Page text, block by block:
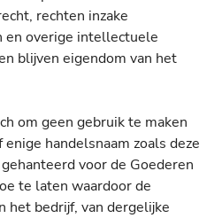
rechten inzake
en overige intellectuele
blijven eigendom van het
om geen gebruik te maken
handelsnaam zoals deze
voor de Goederen
te laten waardoor de
het bedrijf, van dergelijke